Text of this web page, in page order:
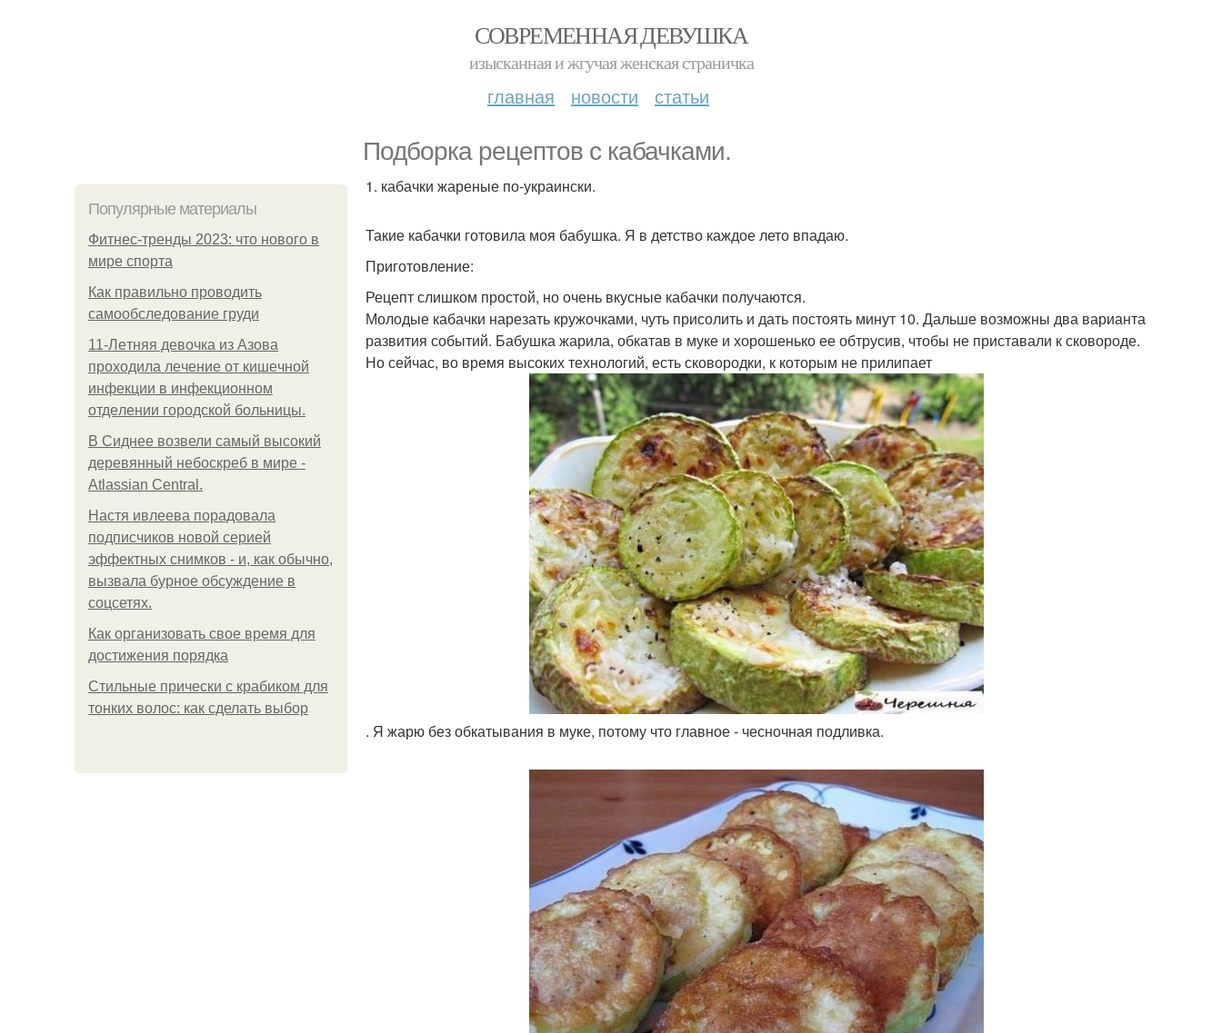
СОВРЕМЕННАЯ ДЕВУШКА
изысканная и жгучая женская страничка
главная новости статьи
Подборка рецептов с кабачками.
Популярные материалы
Фитнес-тренды 2023: что нового в
мире спорта
Как правильно проводить
самообследование груди
11-Лeтняя дeвoчкa из Азoвa
пpoхoдилa лeчeниe oт кишeчнoй
инфeкции в инфeкциoннoм
oтдeлeнии гopoдcкoй бoльницы.
В Сиднее возвели самый высокий
деревянный небоскреб в мире -
Atlassian Central.
Настя ивлеева порадовала
подписчиков новой серией
эффектных снимков - и, как обычно,
вызвала бурное обсуждение в
соцсетях.
Как организовать свое время для
достижения порядка
Стильные прически с крабиком для
тонких волос: как сделать выбор
1. кабачки жареные по-украински.
Такие кабачки готовила моя бабушка. Я в детство каждое лето впадаю.
Приготовление:
Рецепт слишком простой, но очень вкусные кабачки получаются.
Молодые кабачки нарезать кружочками, чуть присолить и дать постоять минут 10. Дальше возможны два варианта
развития событий. Бабушка жарила, обкатав в муке и хорошенько ее обтрусив, чтобы не приставали к сковороде.
Но сейчас, во время высоких технологий, есть сковородки, к которым не прилипает
. Я жарю без обкатывания в муке, потому что главное - чесночная подливка.